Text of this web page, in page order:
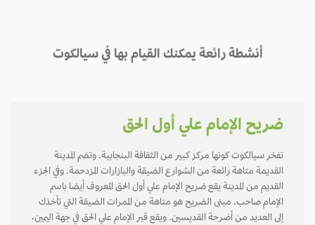
أنشطة رائعة يمكنك القيام بها في سيالكوت
ضريح الإمام علي أول الحق
تفخر سيالكوت كونها مركز كبير من الثقافة البنجابية. وتضم المدينة
القديمة متاهة رائعة من الشوارع الضيقة والبازارات المزدحمة. وفي الجزء
القديم من المدينة يقع ضريح الإمام علي أول الحق المعروف أيضا باسم
الإمام صاحب. مبنى الضريح هو متاهة من الممرات الضيقة التي تأخذك
إلى العديد من أضرحة القديسين. ويقع قبر الإمام علي الحق في جهة اليمين،